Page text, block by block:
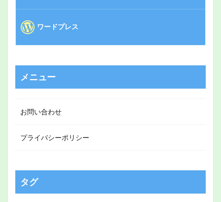
ワードプレス
メニュー
お問い合わせ
プライバシーポリシー
タグ